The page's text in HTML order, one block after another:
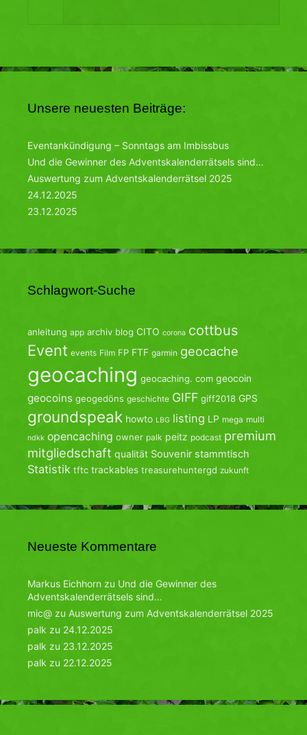
Unsere neuesten Beiträge:
Eventankündigung – Sonntags am Imbissbus
Und die Gewinner des Adventskalenderrätsels sind…
Auswertung zum Adventskalenderrätsel 2025
24.12.2025
23.12.2025
Schlagwort-Suche
anleitung app archiv blog CITO corona cottbus
Event events Film FP FTF garmin geocache
geocaching geocaching. com geocoin
geocoins geogedöns geschichte GIFF giff2018 GPS
groundspeak howto LBG listing LP mega multi
ndkk opencaching owner palk peitz podcast premium
mitgliedschaft qualität Souvenir stammtisch
Statistik tftc trackables treasurehuntergd zukunft
Neueste Kommentare
Markus Eichhorn zu Und die Gewinner des
Adventskalenderrätsels sind…
mic@ zu Auswertung zum Adventskalenderrätsel 2025
palk zu 24.12.2025
palk zu 23.12.2025
palk zu 22.12.2025